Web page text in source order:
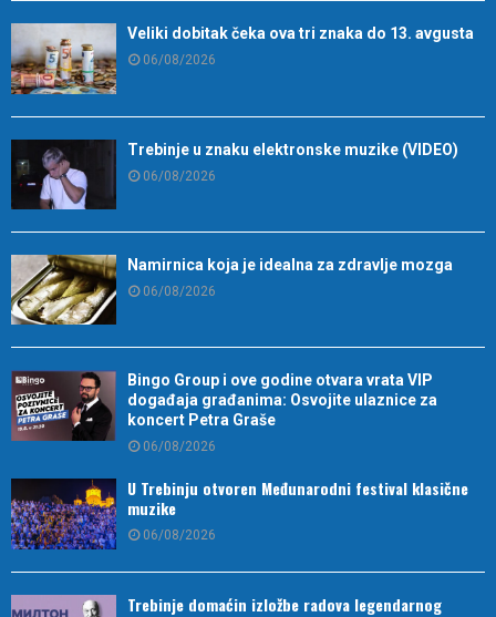
Veliki dobitak čeka ova tri znaka do 13. avgusta
06/08/2026
Trebinje u znaku elektronske muzike (VIDEO)
06/08/2026
Namirnica koja je idealna za zdravlje mozga
06/08/2026
Bingo Group i ove godine otvara vrata VIP
događaja građanima: Osvojite ulaznice za
koncert Petra Graše
06/08/2026
U Trebinju otvoren Međunarodni festival klasične
muzike
06/08/2026
Trebinje domaćin izložbe radova legendarnog